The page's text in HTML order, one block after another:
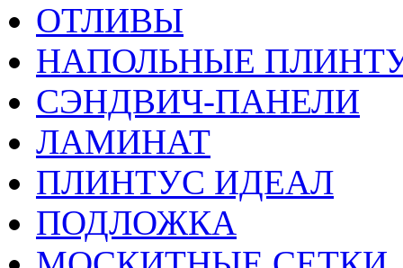
ОТЛИВЫ
НАПОЛЬНЫЕ
СЭНДВИЧ-ПАНЕЛИ
ЛАМИНАТ
ПЛИНТУС ИДЕАЛ
ПОДЛОЖКА